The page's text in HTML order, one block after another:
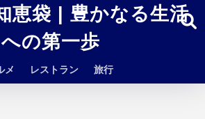
恵袋 | 豊かなる生活
への第一歩
メ レストラン 旅行